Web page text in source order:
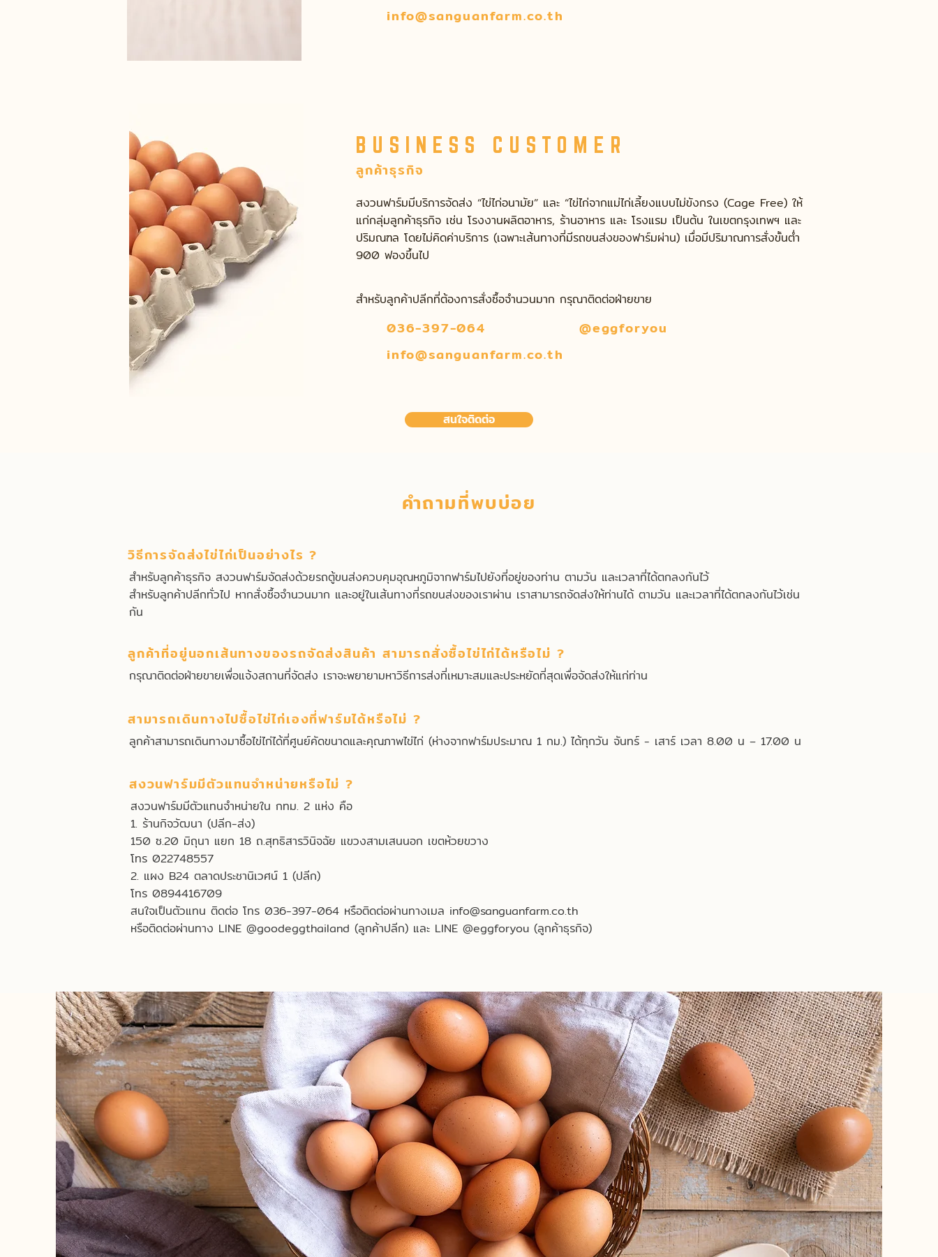
info@sanguanfarm.co.th
BUSINESS CUSTOMER
ลูกค้าธุรกิจ
สงวนฟาร์มมีบริการจัดส่ง “ไข่ไก่อนามัย” และ “ไข่ไก่จากแม่ไก่เลี้ยงแบบไม่ขังกรง (Cage Free) ให้
แก่กลุ่มลูกค้าธุรกิจ เช่น โรงงานผลิตอาหาร, ร้านอาหาร และ โรงแรม เป็นต้น ในเขตกรุงเทพฯ และ
ปริมณฑล โดยไม่คิดค่าบริการ (เฉพาะเส้นทางที่มีรถขนส่งของฟาร์มผ่าน) เมื่อมีปริมาณการสั่งขั้นต่ำ
900 ฟองขึ้นไป
สำหรับลูกค้าปลีกที่ต้องการสั่งซื้อจำนวนมาก กรุณาติดต่อฝ่ายขาย
036-397-064
@eggforyou
info@sanguanfarm.co.th
สนใจติดต่อ
คำถามที่พบบ่อย
วิธีการจัดส่งไข่ไก่เป็นอย่างไร ?
สำหรับลูกค้าธุรกิจ สงวนฟาร์มจัดส่งด้วยรถตู้ขนส่งควบคุมอุณหภูมิจากฟาร์มไปยังที่อยู่ของท่าน ตามวัน และเวลาที่ได้ตกลงกันไว้
สำหรับลูกค้าปลีกทั่วไป หากสั่งซื้อจำนวนมาก และอยู่ในเส้นทางที่รถขนส่งของเราผ่าน เราสามารถจัดส่งให้ท่านได้ ตามวัน และเวลาที่ได้ตกลงกันไว้เช่น
กัน
ลูกค้าที่อยู่นอกเส้นทางของรถจัดส่งสินค้า สามารถสั่งซื้อไข่ไก่ได้หรือไม่ ?
กรุณาติดต่อฝ่ายขายเพื่อแจ้งสถานที่จัดส่ง เราจะพยายามหาวิธีการส่งที่เหมาะสมและประหยัดที่สุดเพื่อจัดส่งให้แก่ท่าน
สามารถเดินทางไปซื้อไข่ไก่เองที่ฟาร์มได้หรือไม่ ?
ลูกค้าสามารถเดินทางมาซื้อไข่ไก่ได้ที่ศูนย์คัดขนาดและคุณภาพไข่ไก่ (ห่างจากฟาร์มประมาณ 1 กม.) ได้ทุกวัน จันทร์ - เสาร์ เวลา 8.00 น – 17.00 น
สงวนฟาร์มมีตัวแทนจำหน่ายหรือไม่ ?
สงวนฟาร์มมีตัวแทนจำหน่ายใน กทม. 2 แห่ง คือ
1. ร้านกิจวัฒนา (ปลีก-ส่ง)
150 ซ.20 มิถุนา แยก 18 ถ.สุทธิสารวินิจฉัย แขวงสามเสนนอก เขตห้วยขวาง
โทร 022748557
2. แผง B24 ตลาดประชานิเวศน์ 1 (ปลีก)
โทร 0894416709
สนใจเป็นตัวแทน ติดต่อ โทร 036-397-064 หรือติดต่อผ่านทางเมล info@sanguanfarm.co.th
หรือติดต่อผ่านทาง LINE @goodeggthailand (ลูกค้าปลีก) และ LINE @eggforyou (ลูกค้าธุรกิจ)